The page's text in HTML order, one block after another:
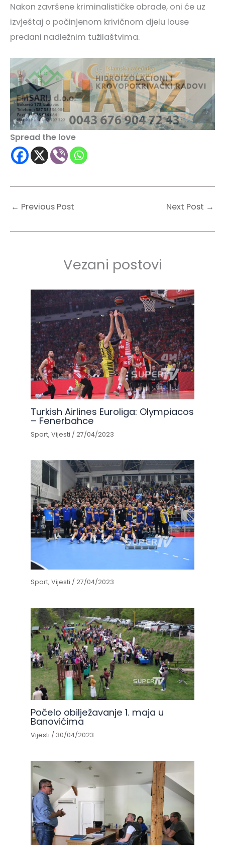
Nakon završene kriminalističke obrade, oni će uz
izvještaj o počinjenom krivičnom djelu louse
predani nadležnim tužilaštvima.
Spread the love
← Previous Post Next Post →
Vezani postovi
Turkish Airlines Euroliga: Olympiacos
– Fenerbahce
Sport,Vijesti /27/04/2023
Sport,Vijesti /27/04/2023
Počelo obilježavanje 1. maja u
Banovićima
Vijesti / 30/04/2023